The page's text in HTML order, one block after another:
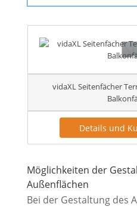
vidaXL Seitenfächer
Details und
Möglichkeiten der
Außenflächen
Bei der Gestaltung des